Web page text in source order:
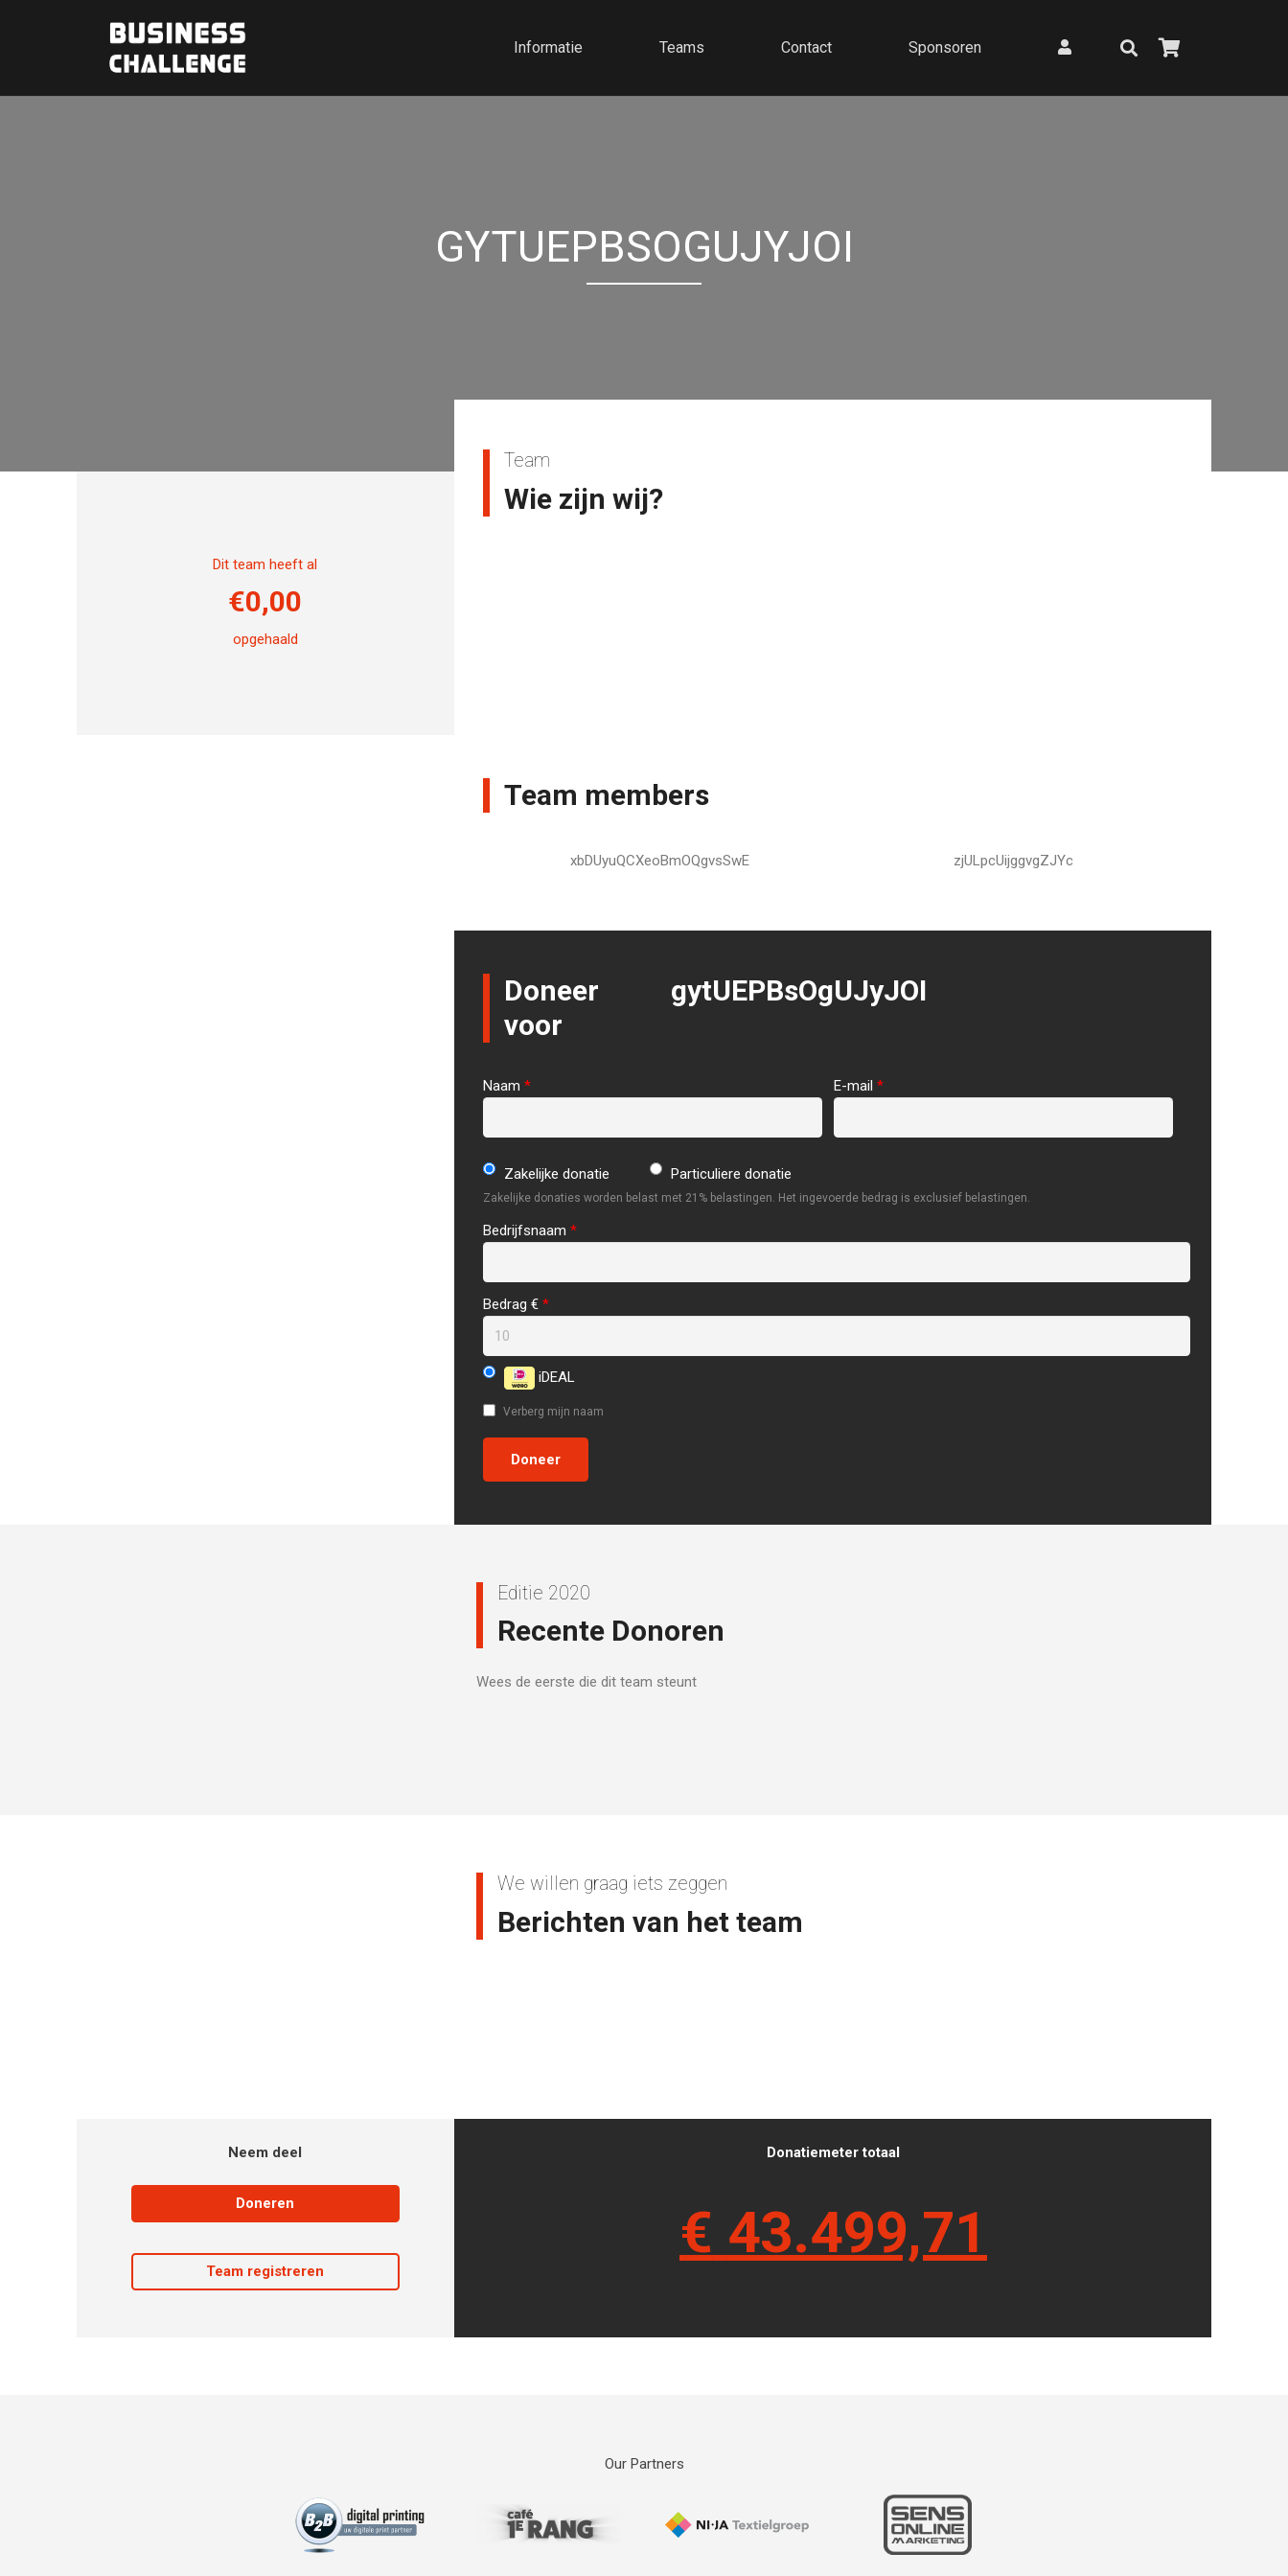
Informatie Teams Contact Sponsoren
GYTUEPBSOGUJYJOI
Dit team heeft al
€0,00
opgehaald
Team
Wie zijn wij?
Team members
xbDUyuQCXeoBmOQgvsSwE zjULpcUijggvgZJYc
Doneer
voor
gytUEPBsOgUJyJOI
Naam* E-mail *
Zakelijke donatie Particuliere donatie
Zakelijke donaties worden belast met 21% belastingen. Het ingevoerde bedrag is exclusief belastingen.
Bedrijfsnaam*
Bedrag €*
iDEAL
Verberg mijn naam
Editie 2020
Recente Donoren
Wees de eerste die dit team steunt
We willen graag iets zeggen
Berichten van het team
Neem deel
Doneren
Team registreren
Donatiemeter totaal
€ 43.499,71
Our Partners